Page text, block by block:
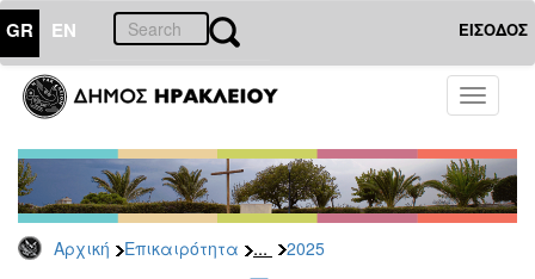
GR EN ΕΙΣΟΔΟΣ
Toggle
Αρχική Επικαιρότητα ... 2025
ΕΠΙΚΑΙΡΟΤΗΤΑ
Τύπου
Αρχείο
2026
2025